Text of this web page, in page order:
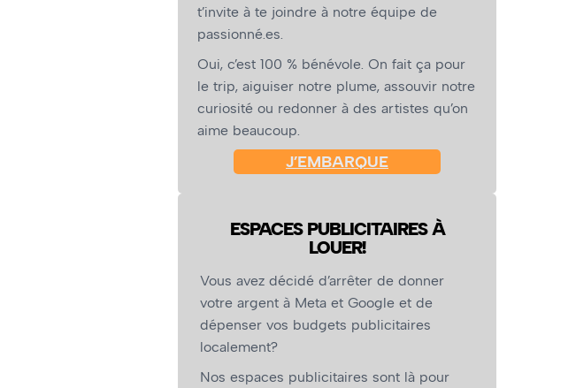
t’invite à te joindre à notre équipe de
passionné.es.
Oui, c’est 100 % bénévole. On fait ça pour
le trip, aiguiser notre plume, assouvir notre
curiosité ou redonner à des artistes qu’on
aime beaucoup.
J’EMBARQUE
ESPACES PUBLICITAIRES À
LOUER!
Vous avez décidé d’arrêter de donner
votre argent à Meta et Google et de
dépenser vos budgets publicitaires
localement?
Nos espaces publicitaires sont là pour